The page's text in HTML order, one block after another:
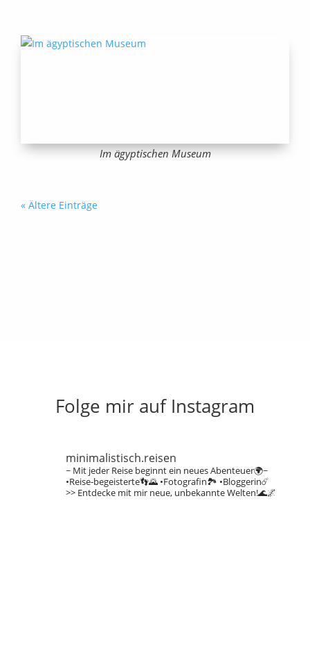
Im ägyptischen Museum
« Ältere Einträge
Folge mir auf Instagram
minimalistisch.reisen
~ Mit jeder Reise beginnt ein neues Abenteuer🌍~
•Reise-begeisterte👣🌄•Fotografin🏞️ •Bloggerin☄️
>> Entdecke mit mir neue, unbekannte Welten!🌊🌌